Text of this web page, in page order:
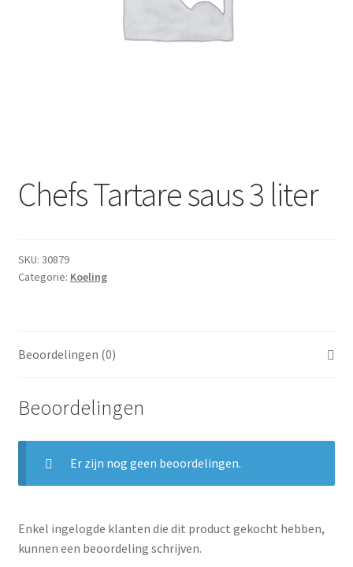
Stoverijen
Chefs Tartare saus 3 liter
SKU: 30879
Categorie: Koeling
Beoordelingen (0)
Beoordelingen
Er zijn nog geen beoordelingen.
Enkel ingelogde klanten die dit product gekocht hebben,
kunnen een beoordeling schrijven.